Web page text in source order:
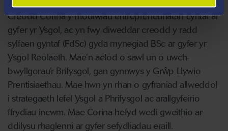
Creodd Corina y modiwlau entrepreneuriaeth cyntaf ar
gyfer yr Ysgol, ac yn fwy diweddar creodd y radd
sylfaen gyntaf (FdSc) gyda mynegiad BSc ar gyfer yr
Ysgol Reolaeth. Mae’n aelod o sawl un o uwch-
bwyllgorau’r Brifysgol, gan gynnwys y Grŵp Llywio
Prentisiaethau. Mae hwn yn rhan o gyfraniad allweddol
i strategaeth lefel Ysgol a Phrifysgol ac arallgyfeirio
ffrydiau incwm. Mae Corina hefyd wedi gweithio ar
ddilysu rhaglenni ar gyfer sefydliadau eraill.